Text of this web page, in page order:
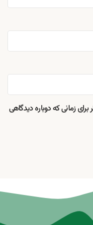
زمانی که دوباره دیدگاهی